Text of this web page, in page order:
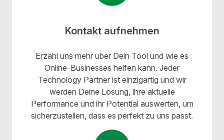
Kontakt aufnehmen
Erzähl uns mehr über Dein Tool und wie es
Online-Businesses helfen kann. Jeder
Technology Partner ist einzigartig und wir
werden Deine Lösung, ihre aktuelle
Performance und ihr Potential auswerten, um
sicherzustellen, dass es perfekt zu uns passt.